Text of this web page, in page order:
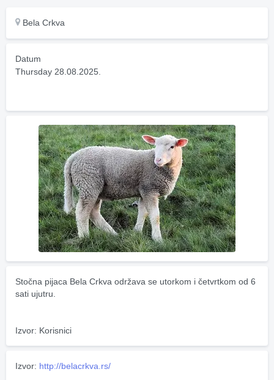
Bela Crkva
Datum
Thursday 28.08.2025.
Stočna pijaca Bela Crkva održava se utorkom i četvrtkom od 6
sati ujutru.
Izvor: Korisnici
Izvor: http://belacrkva.rs/